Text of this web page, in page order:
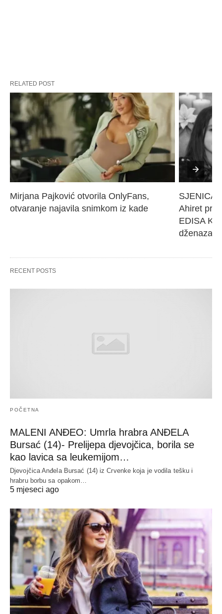
RELATED POST
Mirjana Pajković otvorila OnlyFans,
otvaranje najavila snimkom iz kade
SJENICA
Ahiret
EDISA
dženaza
RECENT POSTS
POČETNA
MALENI ANĐEO: Umrla hrabra ANĐELA
Bursać (14)- Prelijepa djevojčica, borila se
kao lavica sa leukemijom…
Djevojčica Anđela Bursać (14) iz Crvenke koja je vodila tešku i
hrabru borbu sa opakom…
5 mjeseci ago